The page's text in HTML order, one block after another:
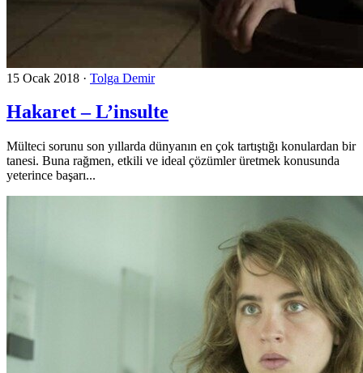
15 Ocak 2018 · Tolga Demir
Hakaret – L’insulte
Mülteci sorunu son yıllarda dünyanın en çok tartıştığı konulardan bir
tanesi. Buna rağmen, etkili ve ideal çözümler üretmek konusunda
yeterince başarı...